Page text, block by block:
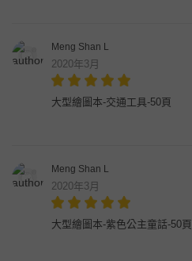
Meng Shan L
2020年3月
大型繪圖本-交通工具-50頁
Meng Shan L
2020年3月
大型繪圖本-紫色公主童話-50頁